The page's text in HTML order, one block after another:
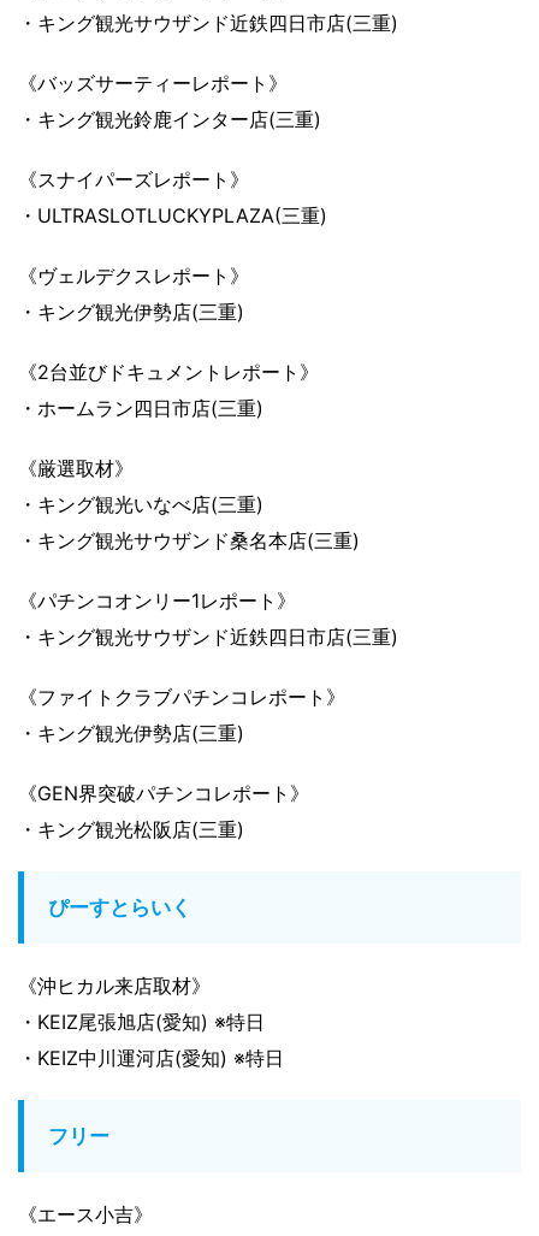
・キング観光サウザンド近鉄四日市店(三重)
《バッズサーティーレポート》
・キング観光鈴鹿インター店(三重)
《スナイパーズレポート》
・ULTRASLOTLUCKYPLAZA(三重)
《ヴェルデクスレポート》
・キング観光伊勢店(三重)
《2台並びドキュメントレポート》
・ホームラン四日市店(三重)
《厳選取材》
・キング観光いなべ店(三重)
・キング観光サウザンド桑名本店(三重)
《パチンコオンリー1レポート》
・キング観光サウザンド近鉄四日市店(三重)
《ファイトクラブパチンコレポート》
・キング観光伊勢店(三重)
《GEN界突破パチンコレポート》
・キング観光松阪店(三重)
ぴーすとらいく
《沖ヒカル来店取材》
・KEIZ尾張旭店(愛知) ※特日
・KEIZ中川運河店(愛知) ※特日
フリー
《エース小吉》